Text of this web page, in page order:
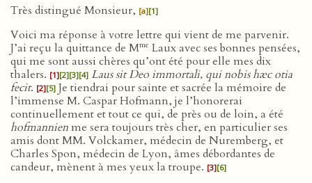
Très distingué Monsieur, [a][1]
Voici ma réponse à votre lettre qui vient de me parvenir.
J’ai reçu la quittance de Mme Laux avec ses bonnes pensées,
qui me sont aussi chères qu’ont été pour elle mes dix
thalers. [1][2][3][4] Laus sit Deo immortali, qui nobis hæc otia
fecit. [2][5] Je tiendrai pour sainte et sacrée la mémoire de
l’immense M. Caspar Hofmann, je l’honorerai
continuellement et tout ce qui, de près ou de loin, a été
hofmannienme sera toujours très cher, en particulier ses
amis dont MM. Volckamer, médecin de Nuremberg, et
Charles Spon, médecin de Lyon, âmes débordantes de
candeur, mènent à mes yeux la troupe. [3][6]